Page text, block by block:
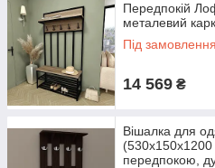
Передпокій
металевий
Під замовлення
14 569 ₴
Вішалка для
передпокою,